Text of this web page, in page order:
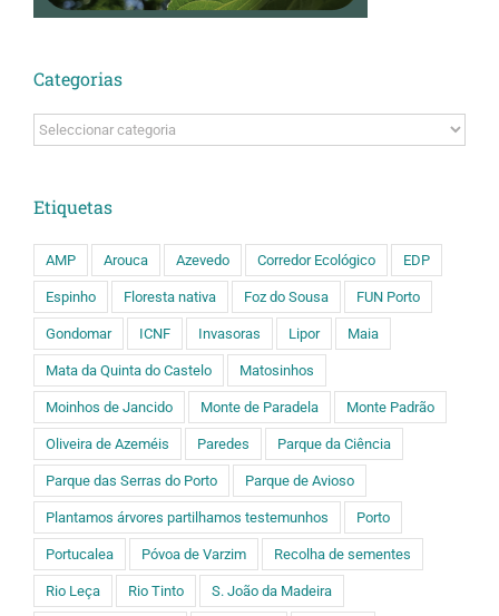
Categorias
Categorias
Etiquetas
AMP Arouca Azevedo Corredor Ecológico EDP
Espinho Floresta nativa Foz do Sousa FUN Porto
Gondomar ICNF Invasoras Lipor Maia
Mata da Quinta do Castelo Matosinhos
Moinhos de Jancido Monte de Paradela Monte Padrão
Oliveira de Azeméis Paredes Parque da Ciência
Parque das Serras do Porto Parque de Avioso
Plantamos árvores partilhamos testemunhos Porto
Portucalea Póvoa de Varzim Recolha de sementes
Rio Leça Rio Tinto S. João da Madeira